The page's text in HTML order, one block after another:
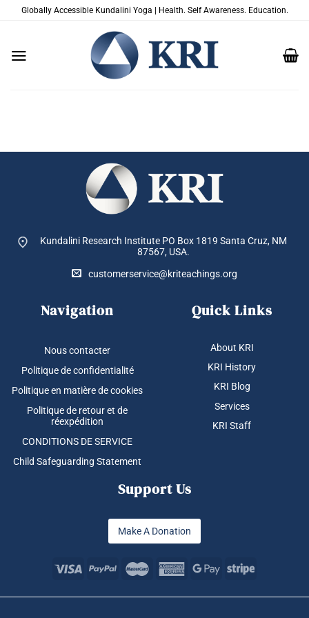
PasserGlobally Accessible Kundalini Yoga | Health. Self Awareness. Education.
Kundalini Research Institute PO Box 1819 Santa Cruz, NM
87567, USA.
customerservice@kriteachings.org
Navigation
Nous contacter
Politique de confidentialité
Politique en matière de cookies
Politique de retour et de
réexpédition
CONDITIONS DE SERVICE
Child Safeguarding Statement
Quick Links
About KRI
KRI History
KRI Blog
Services
KRI Staff
Support Us
Make A Donation